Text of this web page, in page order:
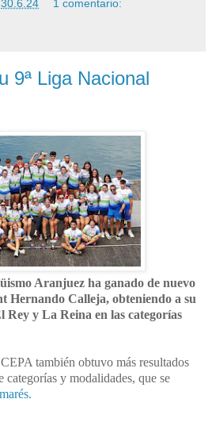
30.6.24 1 comentario:
9ª Liga Nacional
Aranjuez ha ganado de nuevo
Hernando Calleja, obteniendo a su
Rey y La Reina en las categorías
también obtuvo más resultados
categorías y modalidades, que se